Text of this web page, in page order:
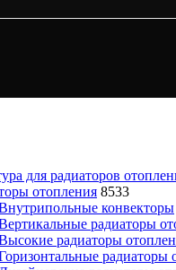
для радиаторов
отопления 8533
конвекторы
радиаторы
радиаторы
радиаторы